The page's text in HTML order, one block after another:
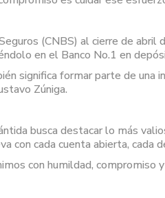
(CNBS) al cierre de
en el Banco No.1 en
significa formar parte de
Zúniga.
busca destacar lo más
con cada cuenta abierta, cada
con humildad, compromiso